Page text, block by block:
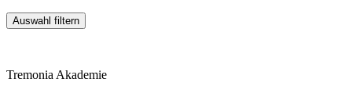
Tremonia Akademie